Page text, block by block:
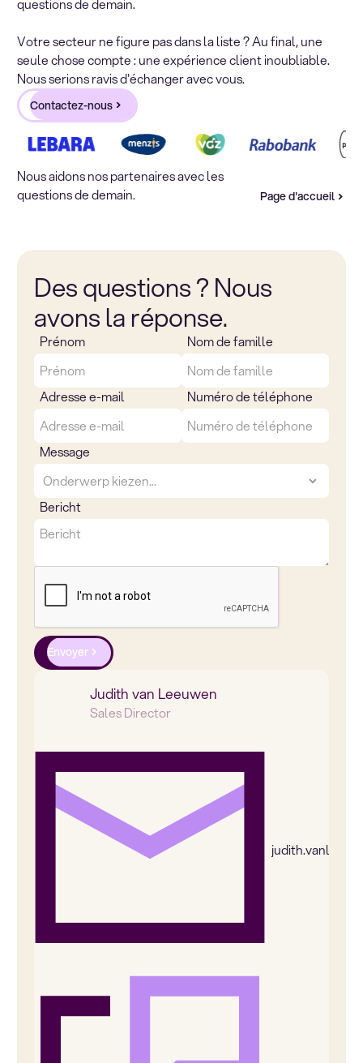
questions de demain.
Votre secteur ne figure pas dans la liste ? Au final, une
seule chose compte : une expérience client inoubliable.
Nous serions ravis d'échanger avec vous.
Contactez-nous
Nous aidons nos partenaires avec les
questions de demain.
Page d'accueil
Judith van Leeuwen
Sales Director
Des questions ? Nous
avons la réponse.
Prénom Nom de famille
Adresse e-mail Numéro de téléphone
Message
Bericht
Envoyer